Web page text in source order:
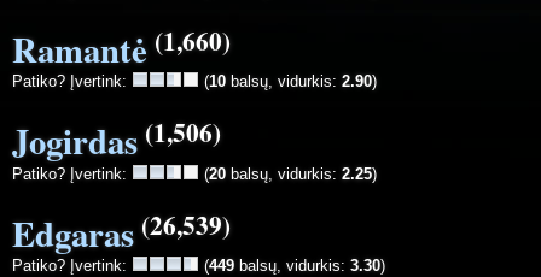
Ramantė (1,660)
Patiko? Įvertink: (10 balsų, vidurkis: 2.90)
Jogirdas (1,506)
Patiko? Įvertink: (20 balsų, vidurkis: 2.25)
Edgaras (26,539)
Patiko? Įvertink: (449 balsų, vidurkis: 3.30)